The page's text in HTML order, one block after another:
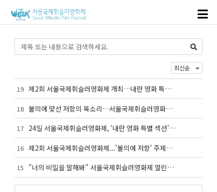
19 제2회 서울국제휘슬러영화제 개최…내란 영화 특별
섹션 상영(한겨레 김은형 기자/2025.10.17)
18 불의에 맞선 저항의 목소리…서울국제휘슬러영화제
휘슬러영화제 24일 개막(서울신문 이은주 기자/2025.1
0.17)
17 24일 서울국제휘슬러영화제, ‘내란 영화 특별 섹션’
마련(미디어 오늘 김예리 기자/2025.10.16)
16 제2회 서울국제휘슬러영화제...'불의에 저항' 주제로
24일 개막(YTN 김선희 기자/2025.10.17)
15
"너의 비밀을 말해봐" 서울국제휘슬러영화제 열린다
(프레시안/2025.10.18)